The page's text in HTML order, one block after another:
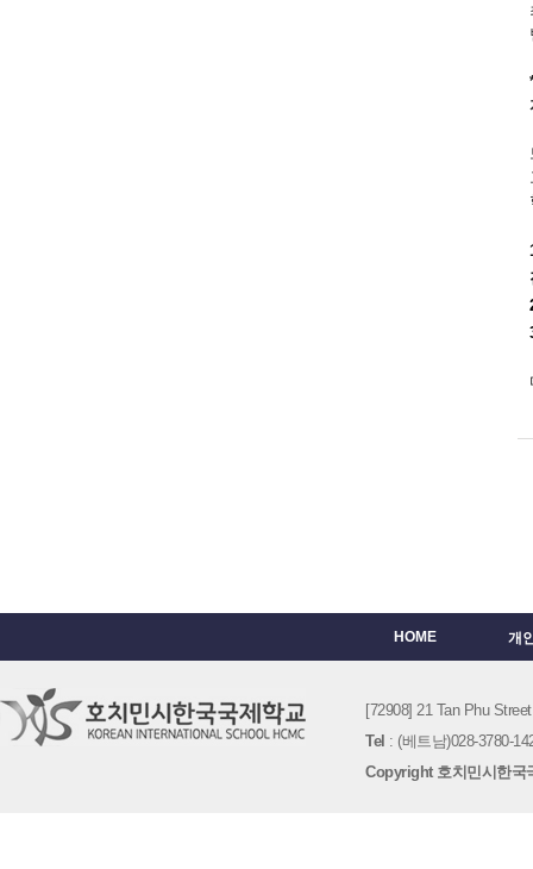
HOME 개
[72908] 21 Tan Phu
Tel : (베트남)028-3780-
Copyright 호치민시한국